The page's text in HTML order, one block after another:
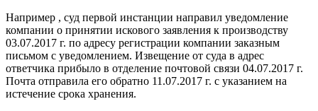
Например , суд первой инстанции направил уведомление
компании о принятии искового заявления к производству
03.07.2017 г. по адресу регистрации компании заказным
письмом с уведомлением. Извещение от суда в адрес
ответчика прибыло в отделение почтовой связи 04.07.2017 г.
Почта отправила его обратно 11.07.2017 г. с указанием на
истечение срока хранения.